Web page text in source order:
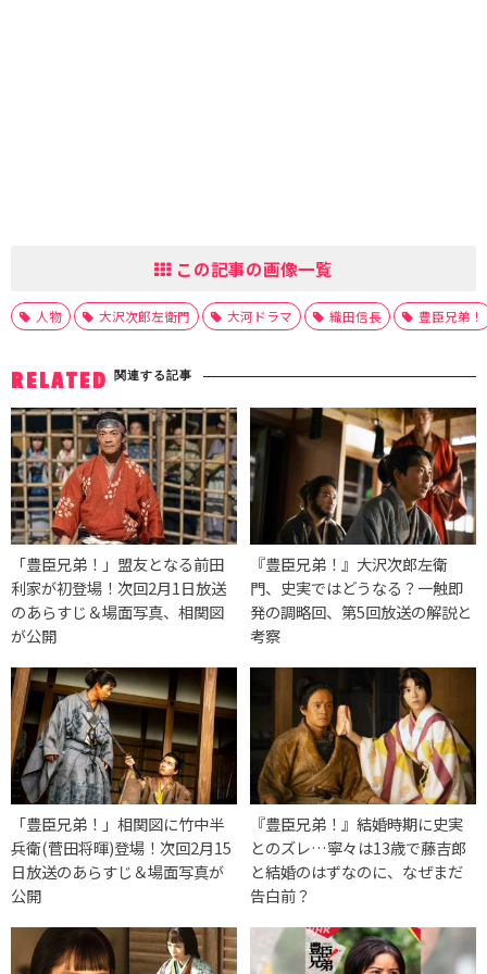
この記事の画像一覧
人物 大沢次郎左衛門 大河ドラマ 織田信長 豊臣兄弟！
RELATED 関連する記事
「豊臣兄弟！」盟友となる前田
利家が初登場！次回2月1日放送
のあらすじ＆場面写真、相関図
が公開
『豊臣兄弟！』大沢次郎左衛
門、史実ではどうなる？一触即
発の調略回、第5回放送の解説と
考察
「豊臣兄弟！」相関図に竹中半
兵衛(菅田将暉)登場！次回2月15
日放送のあらすじ＆場面写真が
公開
『豊臣兄弟！』結婚時期に史実
とのズレ…寧々は13歳で藤吉郎
と結婚のはずなのに、なぜまだ
告白前？